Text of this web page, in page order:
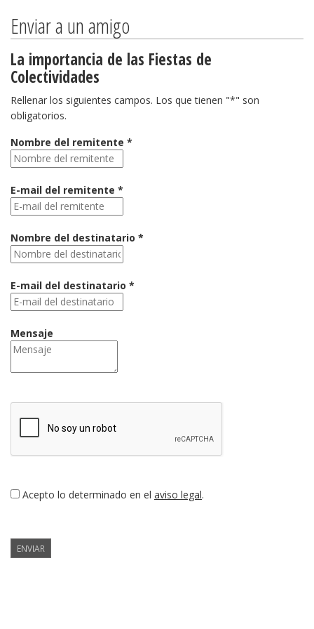
Enviar a un amigo
La importancia de las Fiestas de
Colectividades
Rellenar los siguientes campos. Los que tienen "*" son
obligatorios.
Nombre del remitente *
E-mail del remitente *
Nombre del destinatario *
E-mail del destinatario *
Mensaje
Acepto lo determinado en el aviso legal.
ENVIAR